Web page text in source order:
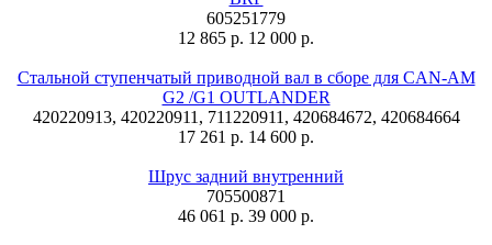
605251779
12 865 р. 12 000 р.
Стальной ступенчатый приводной вал в сборе для CAN-AM
G2 /G1 OUTLANDER
420220913, 420220911, 711220911, 420684672, 420684664
17 261 р. 14 600 р.
Шрус задний внутренний
705500871
46 061 р. 39 000 р.